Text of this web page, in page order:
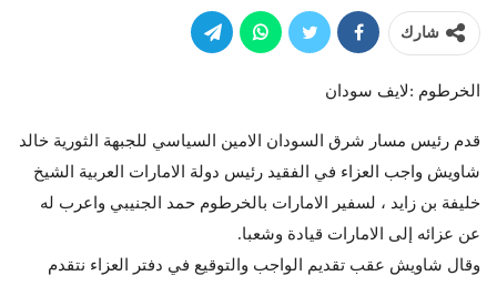
شارك
الخرطوم :لايف سودان
قدم رئيس مسار شرق السودان الامين السياسي للجبهة الثورية خالد
شاويش واجب العزاء في الفقيد رئيس دولة الامارات العربية الشيخ
خليفة بن زايد ، لسفير الامارات بالخرطوم حمد الجنيبي واعرب له
عن عزائه إلى الامارات قيادة وشعبا.
وقال شاويش عقب تقديم الواجب والتوقيع في دفتر العزاء نتقدم